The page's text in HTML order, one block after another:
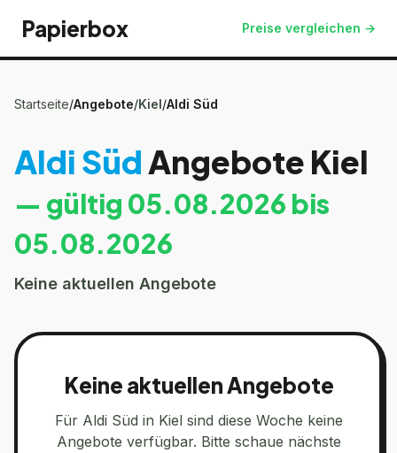
Papierbox Preise vergleichen →
Startseite/Angebote/Kiel/Aldi Süd
Aldi SüdAngebote Kiel
— gültig 05.08.2026 bis
05.08.2026
Keine aktuellen Angebote
Keine aktuellen Angebote
Für Aldi Süd in Kielsind diese Woche keine
Angebote verfügbar. Bitte schaue nächste